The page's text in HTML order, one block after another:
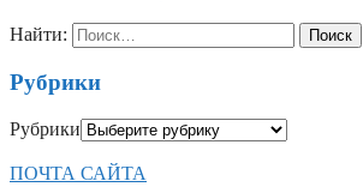
Найти:
Рубрики
Рубрики
ПОЧТА САЙТА